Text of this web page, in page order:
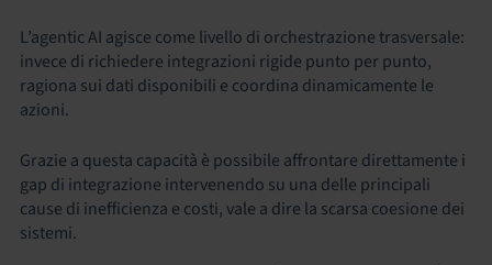
L’agentic AI agisce come livello di orchestrazione trasversale:
invece di richiedere integrazioni rigide punto per punto,
ragiona sui dati disponibili e coordina dinamicamente le
azioni.
Grazie a questa capacità è possibile affrontare direttamente i
gap di integrazione intervenendo su una delle principali
cause di inefficienza e costi, vale a dire la scarsa coesione dei
sistemi.